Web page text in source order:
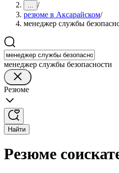
... /
резюме в Аксарайском/
менеджер службы
менеджер службы безопасности
Резюме
Найти
Резюме